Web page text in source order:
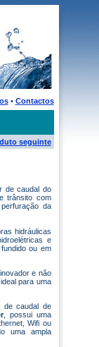
• Contactos
seguinte
de caudal do
trânsito com
da
hidráulicas
e
ou em
e não
para uma
de caudal de
, possui uma
Wifi ou
uma ampla